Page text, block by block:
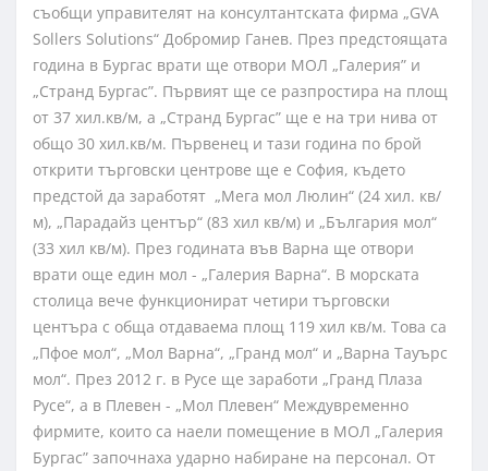
съобщи управителят на консултантската фирма „GVA
Sollers Solutions“ Добромир Ганев. През предстоящата
година в Бургас врати ще отвори МОЛ „Галерия” и
„Странд Бургас”. Първият ще се разпростира на площ
от 37 хил.кв/м, а „Странд Бургас” ще е на три нива от
общо 30 хил.кв/м. Първенец и тази година по брой
открити търговски центрове ще е София, където
предстой да заработят „Мега мол Люлин“ (24 хил. кв/
м), „Парадайз център“ (83 хил кв/м) и „България мол“
(33 хил кв/м). През годината във Варна ще отвори
врати още един мол - „Галерия Варна“. В морската
столица вече функционират четири търговски
центъра с обща отдаваема площ 119 хил кв/м. Това са
„Пфое мол“, „Мол Варна“, „Гранд мол“ и „Варна Тауърс
мол“. През 2012 г. в Русе ще заработи „Гранд Плаза
Русе“, а в Плевен - „Мол Плевен“ Междувременно
фирмите, които са наели помещение в МОЛ „Галерия
Бургас” започнаха ударно набиране на персонал. От